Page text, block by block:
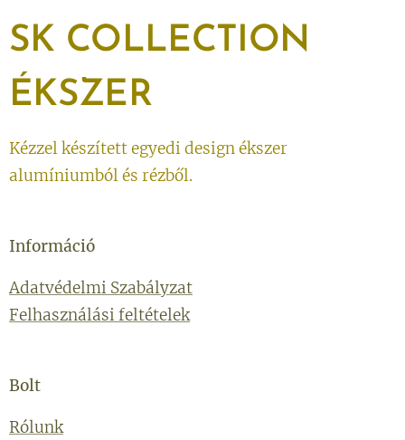
SK COLLECTION
ÉKSZER
Kézzel készített egyedi design ékszer
alumíniumból és rézből.
Információ
Adatvédelmi Szabályzat
Felhasználási feltételek
Bolt
Rólunk